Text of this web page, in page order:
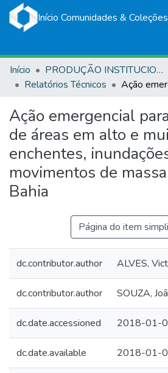
Início Comunidades & Coleções
Início
PRODUÇÃO INSTITUCIONAL
Relatórios Técnicos
Ação emergencial
de áreas em alto e
enchentes,
movimentos de
Bahia
Página do item
dc.contributor.author ALVES,
dc.contributor.author SOUZA,
dc.date.accessioned 2018-01-
dc.date.available 2018-01-